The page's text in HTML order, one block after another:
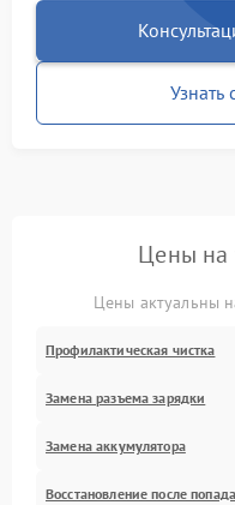
Узнать
Цены на
Цены актуальны
Профилактическая чистка
Замена разъема зарядки
Замена аккумулятора
Восстановление после